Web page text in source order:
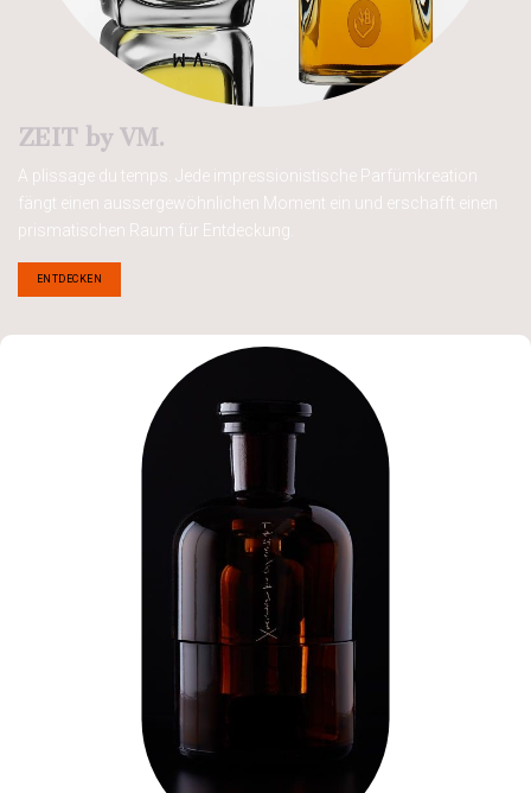
ZEIT by VM.
A plissage du temps. Jede impressionistische Parfümkreation
fängt einen aussergewöhnlichen Moment ein und erschafft einen
prismatischen Raum für Entdeckung.
ENTDEC​​KEN